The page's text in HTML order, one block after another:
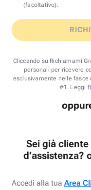
(facoltativo).
Cliccando su Richiamami
personali per ricevere
esclusivamente nelle
#1. Leggi l'
Sei già
d’assistenza?
Accedi alla tua Area